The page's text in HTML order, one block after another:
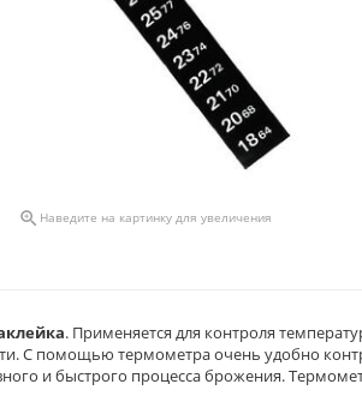
 Наведите на картинку для увеличения
. Применяется для контроля
С помощью термометра очень удобно
и быстрого процесса брожения.